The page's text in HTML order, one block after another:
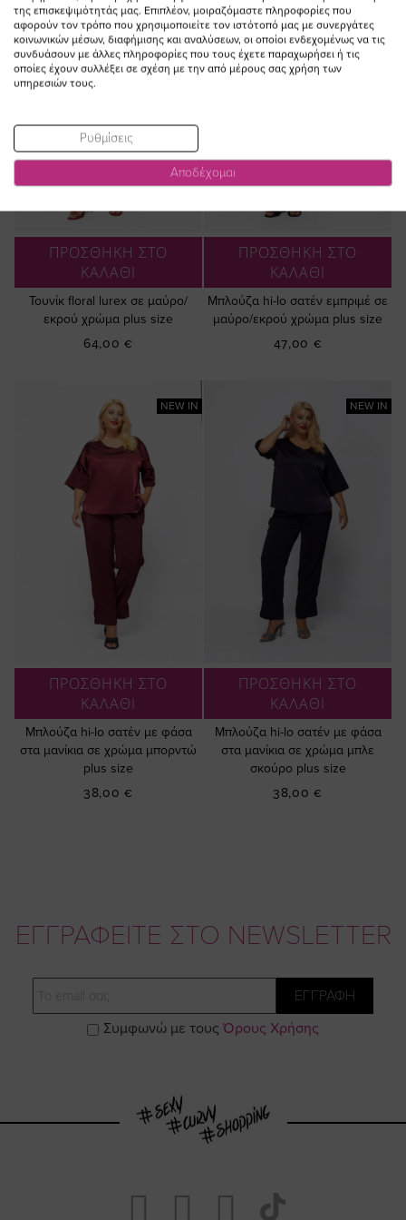
ΠΡΟΣΘΗΚΗ ΣΤΟ
ΚΑΛΑΘΙ
Τουνίκ floral lurex σε μαύρο/
εκρού χρώμα plus size
64,00 €
ΠΡΟΣΘΗΚΗ ΣΤΟ
ΚΑΛΑΘΙ
Μπλούζα hi-lo σατέν εμπριμέ σε
μαύρο/εκρού χρώμα plus size
47,00 €
NEW IN
ΠΡΟΣΘΗΚΗ ΣΤΟ
ΚΑΛΑΘΙ
Μπλούζα hi-lo σατέν με φάσα
στα μανίκια σε χρώμα μπορντώ
plus size
38,00 €
NEW IN
ΠΡΟΣΘΗΚΗ ΣΤΟ
ΚΑΛΑΘΙ
Μπλούζα hi-lo σατέν με φάσα
στα μανίκια σε χρώμα μπλε
σκούρο plus size
38,00 €
ΕΓΓΡΑΦΕΙΤΕ ΣΤΟ NEWSLETTER
ΕΓΓΡΑΦΗ
Συμφωνώ με τους Όρους Χρήσης
Visit Visit Visit
της επισκεψιμότητάς μας. Επιπλέον, μοιραζόμαστε πληροφορίες που
αφορούν τον τρόπο που χρησιμοποιείτε τον ιστότοπό μας με συνεργάτες
κοινωνικών μέσων, διαφήμισης και αναλύσεων, οι οποίοι ενδεχομένως να τις
συνδυάσουν με άλλες πληροφορίες που τους έχετε παραχωρήσει ή τις
οποίες έχουν συλλέξει σε σχέση με την από μέρους σας χρήση των
υπηρεσιών τους.
Ρυθμίσεις
Αποδέχομαι